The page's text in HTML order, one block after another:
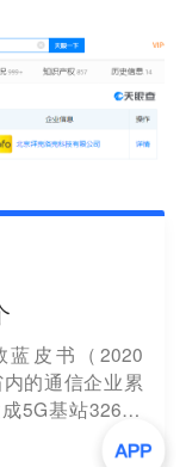
皮书（2020
的通信企业累
5G基站32681
充、宜宾等地